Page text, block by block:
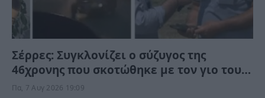
Σέρρες: Συγκλονίζει ο σύζυγος της
46χρονης που σκοτώθηκε με τον γιο τους
– Το προαίσθημα του, πριν την τραγωδία
Πα, 7 Αυγ 2026 19:09